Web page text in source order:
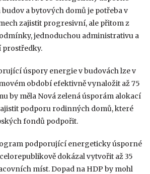
a bytových domů je potřeba v
zajistit progresivní, ale přitom z
jednoduchou administrativu a
prostředky.
úspory energie v budovách lze v
období efektivně vynaložit až 75
by měla Nová zelená úsporám alokací
podporu rodinných domů, které
fondů podpořit.
podporující energeticky úsporné
dokázal vytvořit až 35
míst. Dopad na HDP by mohl